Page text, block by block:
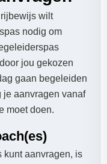
wilt
nodig om
jou gekozen
gaan begeleiden
je aanvragen vanaf
moet doen.
kunt aanvragen, is